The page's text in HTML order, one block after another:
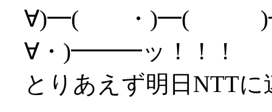
∀)━( ・)━(
∀・)━━━ッ！！！
とりあえず明日NTT